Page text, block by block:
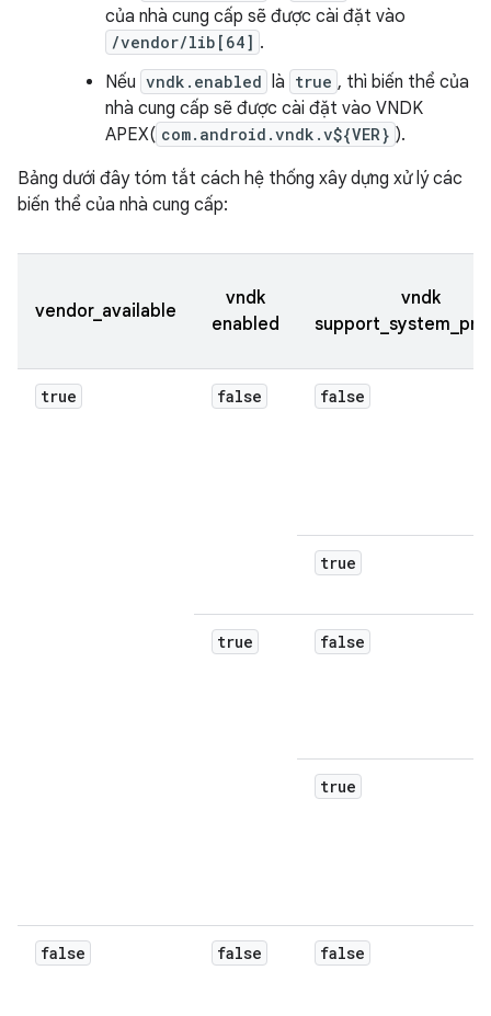
của nhà cung cấp sẽ được cài đặt vào
/vendor/lib[64] .
Nếu vndk.enabled là true , thì biến thể của
nhà cung cấp sẽ được cài đặt vào VNDK
APEX( com.android.vndk.v${VER} ).
Bảng dưới đây tóm tắt cách hệ thống xây dựng xử lý các
biến thể của nhà cung cấp:
vendor_available
vndk
enabled
vndk
true false false
true
true false
true
false false false